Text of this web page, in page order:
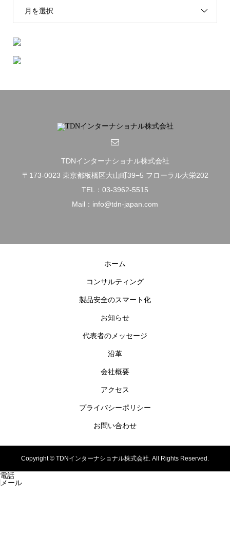
月を選択
TDNインターナショナル株式会社
〒173-0023 東京都板橋区大山町39−5 フローラル大栄202
TEL：03-3962-5515
Mail：info@tdn-japan.com
ホーム
コンサルティング
製品安全のスマート化
お知らせ
代表者のメッセージ
沿革
会社概要
アクセス
プライバシーポリシー
お問い合わせ
Copyright © TDNインターナショナル株式会社. All Rights Reserved.
電話
メール